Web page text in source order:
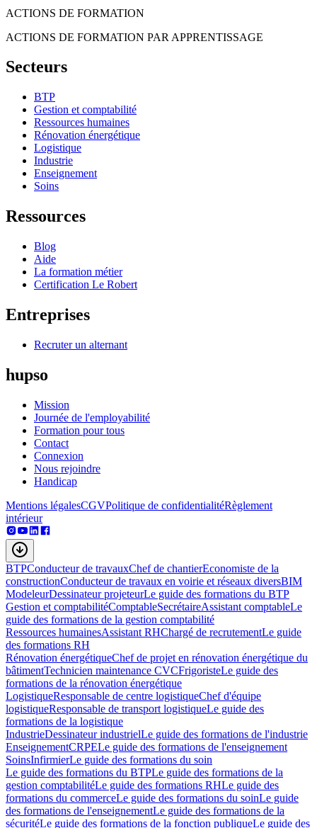
ACTIONS DE FORMATION
ACTIONS DE FORMATION PAR APPRENTISSAGE
Secteurs
BTP
Gestion et comptabilité
Ressources humaines
Rénovation énergétique
Logistique
Industrie
Enseignement
Soins
Ressources
Blog
Aide
La formation métier
Certification Le Robert
Entreprises
Recruter un alternant
hupso
Mission
Journée de l'employabilité
Formation pour tous
Contact
Connexion
Nous rejoindre
Handicap
Mentions légalesCGVPolitique de confidentialitéRèglement
intérieur
BTPConducteur de travauxChef de chantierEconomiste de la
constructionConducteur de travaux en voirie et réseaux diversBIM
ModeleurDessinateur projeteurLe guide des formations du BTP
Gestion et comptabilitéComptableSecrétaireAssistant comptableLe
guide des formations de la gestion comptabilité
Ressources humainesAssistant RHChargé de recrutementLe guide
des formations RH
Rénovation énergétiqueChef de projet en rénovation énergétique du
bâtimentTechnicien maintenance CVCFrigoristeLe guide des
formations de la rénovation énergétique
LogistiqueResponsable de centre logistiqueChef d'équipe
logistiqueResponsable de transport logistiqueLe guide des
formations de la logistique
IndustrieDessinateur industrielLe guide des formations de l'industrie
EnseignementCRPELe guide des formations de l'enseignement
SoinsInfirmierLe guide des formations du soin
Le guide des formations du BTPLe guide des formations de la
gestion comptabilitéLe guide des formations RHLe guide des
formations du commerceLe guide des formations du soinLe guide
des formations de l'enseignementLe guide des formations de la
sécuritéLe guide des formations de la fonction publiqueLe guide des